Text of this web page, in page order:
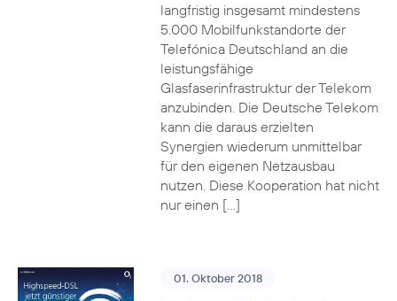
langfristig insgesamt mindestens
5.000 Mobilfunkstandorte der
Telefónica Deutschland an die
leistungsfähige
Glasfaserinfrastruktur der Telekom
anzubinden. Die Deutsche Telekom
kann die daraus erzielten
Synergien wiederum unmittelbar
für den eigenen Netzausbau
nutzen. Diese Kooperation hat nicht
nur einen […]
01. Oktober 2018